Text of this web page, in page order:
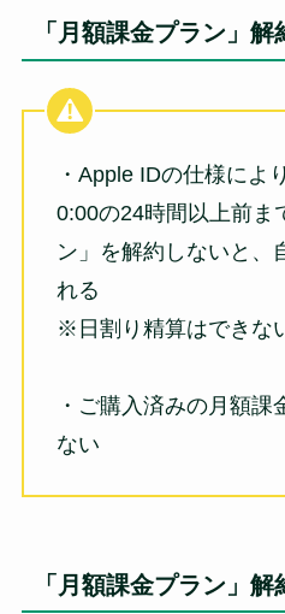
「月額課金プラン」解
・Apple IDの仕様によ
0:00の24時間以上前ま
ン」を解約しないと、
れる
※日割り精算はできな
・ご購入済みの月額課
ない
「月額課金プラン」解